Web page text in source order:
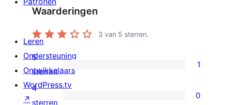
Waarderingen
3 van 5 sterren.
1
5
ster
5
sterren
1
0
4
sterren
0
Leren
Ondersteuning
Ontwikkelaars
WordPress.tv
↗